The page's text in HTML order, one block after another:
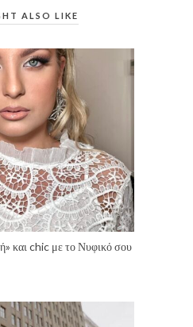
ALSO LIKE
και chic με το Νυφικό σου